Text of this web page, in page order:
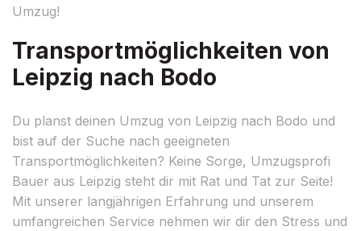
Umzug!
Transportmöglichkeiten von
Leipzig nach Bodo
Du planst deinen Umzug von Leipzig nach Bodo und
bist auf der Suche nach geeigneten
Transportmöglichkeiten? Keine Sorge, Umzugsprofi
Bauer aus Leipzig steht dir mit Rat und Tat zur Seite!
Mit unserer langjährigen Erfahrung und unserem
umfangreichen Service nehmen wir dir den Stress und